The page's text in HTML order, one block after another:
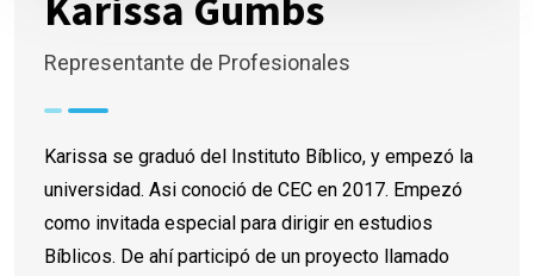
Representante de Profesionales
Karissa se graduó del Instituto Bíblico, y empezó la
universidad. Asi conoció de CEC en 2017. Empezó
como invitada especial para dirigir en estudios
Bíblicos. De ahí participó de un proyecto llamado